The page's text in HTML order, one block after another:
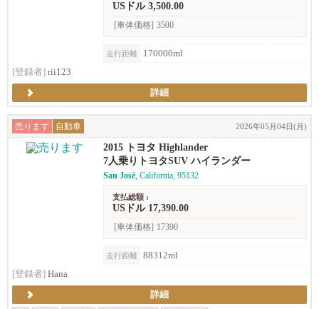
USドル 3,500.00
[車体価格] 3500
走行距離
170000ml
[登録者] rii123
詳細
売ります 自動車 2026年05月04日(月)
2015 トヨタ Highlander
7人乗りトヨタSUV ハイランダー
San José, California, 95132
支払総額 :
USドル 17,390.00
[車体価格] 17390
走行距離
88312ml
[登録者] Hana
詳細